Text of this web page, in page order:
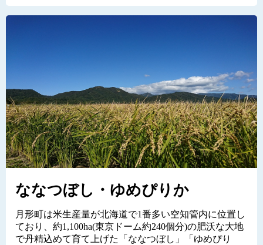
ななつぼし・ゆめぴりか
月形町は米生産量が北海道で1番多い空知管内に位置し
ており、約1,100ha(東京ドーム約240個分)の肥沃な大地
で丹精込めて育て上げた「ななつぼし」「ゆめぴり